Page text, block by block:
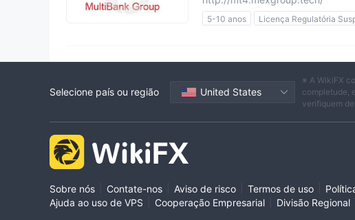
5-10 anos
Licença Regulatória
Selecione país ou região United States
※ A WikiFX
completude,
verifiquem
Sobre nós Contate-nos Aviso de risco Termos de uso
Ajuda ao uso de VPS
Cooperação Empresarial Divisão Regional